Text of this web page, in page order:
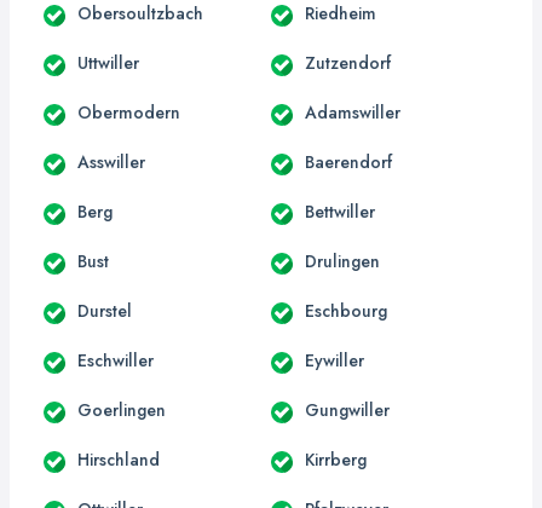
Obersoultzbach Riedheim
Uttwiller Zutzendorf
Obermodern Adamswiller
Asswiller Baerendorf
Berg Bettwiller
Bust Drulingen
Durstel Eschbourg
Eschwiller Eywiller
Goerlingen Gungwiller
Hirschland Kirrberg